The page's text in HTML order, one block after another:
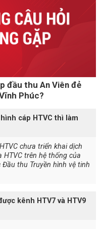
đầu thu An Viên đẻ
Phúc?
cáp HTVC thì làm
chưa triển khai dịch
HTVC trên hệ thống của
Đầu thu Truyền hình vệ tinh
kênh HTV7 và HTV9